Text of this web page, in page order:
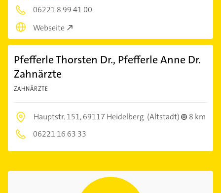
06221 8 99 41 00
Webseite
Pfefferle Thorsten Dr., Pfefferle Anne Dr.
Zahnärzte
ZAHNÄRZTE
Hauptstr. 151,69117 Heidelberg (Altstadt)
8 km
06221 16 63 33